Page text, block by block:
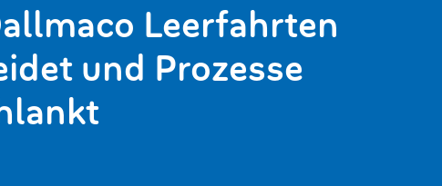
Leerfahrten
und Prozesse